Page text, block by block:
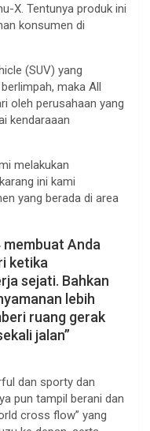
X. Tentunya produk ini
konsumen di
(SUV) yang
maka All
oleh perusahaan yang
kendaraaan
melakukan
ini kami
yang berada di area
membuat Anda
ketika
sejati. Bahkan
lebih
ruang gerak
jalan”
dan sporty dan
pun tampil berani dan
cross flow” yang